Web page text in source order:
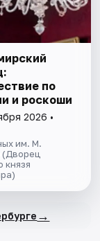
по
и роскоши
2026 •
им. М.
(Дворец
князя
→